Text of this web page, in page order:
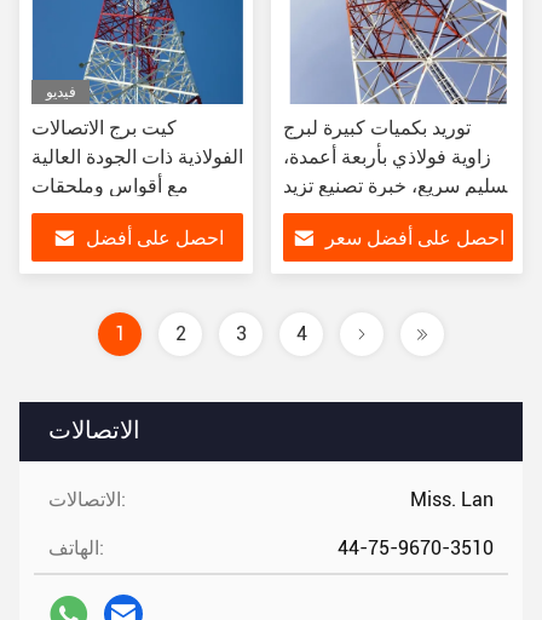
الاتصالات
الاتصالات: Miss. Lan
الهاتف: 44-75-9670-3510
فيديو
كيت برج الاتصالات
الفولاذية ذات الجودة العالية
مع أقواس وملحقات
احصل على أفضل
توريد بكميات كبيرة لبرج
زاوية فولاذي بأربعة أعمدة،
تسليم سريع، خبرة تصنيع تزيد
عن 20 عامًا
احصل على أفضل سعر
1 2 3 4